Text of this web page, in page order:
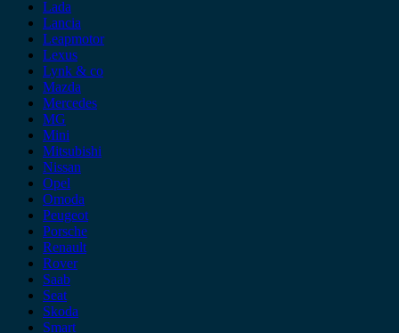
Lada
Lancia
Leapmotor
Lexus
Lynk & co
Mazda
Mercedes
MG
Mini
Mitsubishi
Nissan
Opel
Omoda
Peugeot
Porsche
Renault
Rover
Saab
Seat
Skoda
Smart